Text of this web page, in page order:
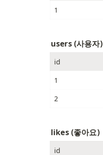
1
users (사용자)
id
1
2
likes (좋아요)
id